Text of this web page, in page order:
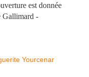
est donnée
Gallimard -